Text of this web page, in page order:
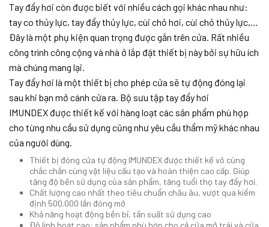
Tay đẩy hơi còn được biết với nhiều cách gọi khác nhau như:
tay co thủy lực, tay đẩy thủy lực, cùi chỏ hơi, cùi chỏ thủy lực,…
Đây là một phụ kiện quan trọng được gắn trên cửa. Rất nhiều
công trình công cộng và nhà ở lắp đặt thiết bị này bởi sự hữu ích
mà chúng mang lại.
Tay đẩy hơi là một thiết bị cho phép cửa sẽ tự động đóng lại
sau khi bạn mở cánh cửa ra. Bộ sưu tập tay đẩy hơi
IMUNDEX được thiết kế với hàng loạt các sản phẩm phù hợp
cho từng nhu cầu sử dụng cũng như yêu cầu thẩm mỹ khác nhau
của người dùng.
Thiết bị đóng cửa tự động IMUNDEX được thiết kế vô cùng
chắc chắn cùng vật liệu cấu tạo và hoàn thiện cao cấp. Giúp
tăng độ bền sử dụng của sản phẩm, tăng tuổi thọ tay đẩy hơi.
Chất lượng cao nhất theo tiêu chuẩn châu âu, vượt qua kiểm
định 500.000 lần đóng mở
Khả năng hoạt động bền bỉ, tần suất sử dụng cao
Độ linh hoạt cao: sản phẩm phù hợp cho cả cửa mở trái và cửa